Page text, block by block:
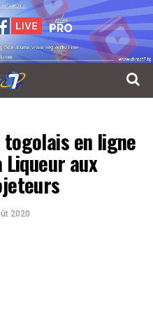
en ligne
Liqueur aux
2020